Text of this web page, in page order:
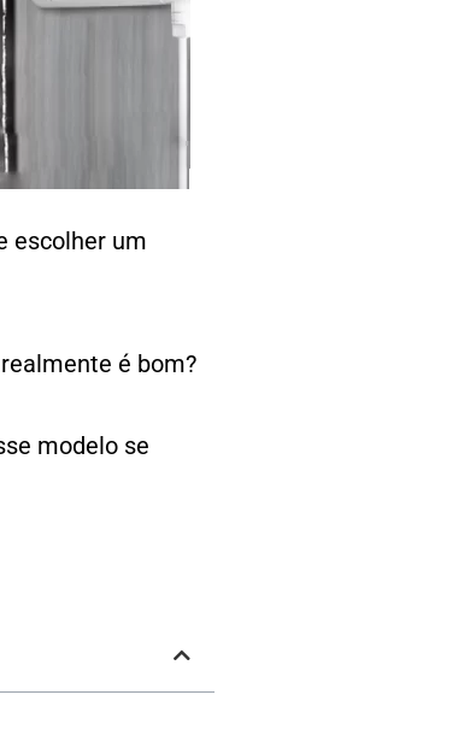
escolher um
é bom?
modelo se